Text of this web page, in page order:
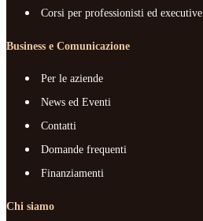
Corsi per professionisti ed executive
Business e Comunicazione
Per le aziende
News ed Eventi
Contatti
Domande frequenti
Finanziamenti
Chi siamo